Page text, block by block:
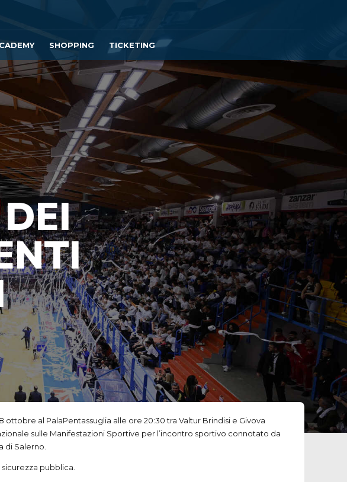
SHOPPING TICKETING
al PalaPentassuglia alle ore 20:30 tra Valtur Brindisi e Givova
sulle Manifestazioni Sportive per l’incontro sportivo connotato da
di Salerno.
pubblica.